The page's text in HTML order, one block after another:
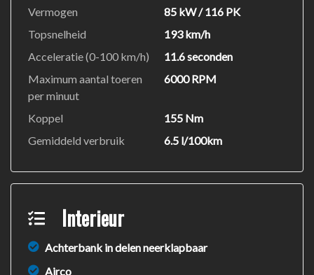
Vermogen
85 kW / 116 PK
Topsnelheid
193 km/h
Acceleratie (0-100 km/h)
11.6 seconden
Maximum aantal toeren
per minuut
6000 RPM
Koppel
155 Nm
Gemiddeld verbruik
6.5 l/100km
Interieur
Achterbank in delen neerklapbaar
Airco